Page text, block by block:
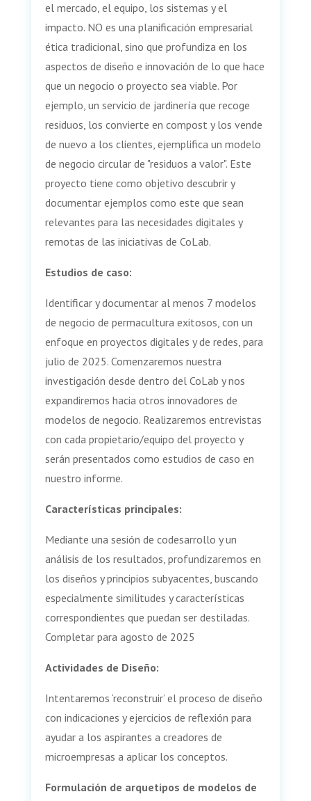
el mercado, el equipo, los sistemas y el
impacto. NO es una planificación empresarial
ética tradicional, sino que profundiza en los
aspectos de diseño e innovación de lo que hace
que un negocio o proyecto sea viable. Por
ejemplo, un servicio de jardinería que recoge
residuos, los convierte en compost y los vende
de nuevo a los clientes, ejemplifica un modelo
de negocio circular de "residuos a valor". Este
proyecto tiene como objetivo descubrir y
documentar ejemplos como este que sean
relevantes para las necesidades digitales y
remotas de las iniciativas de CoLab.
Estudios de caso:
Identificar y documentar al menos 7 modelos
de negocio de permacultura exitosos, con un
enfoque en proyectos digitales y de redes, para
julio de 2025. Comenzaremos nuestra
investigación desde dentro del CoLab y nos
expandiremos hacia otros innovadores de
modelos de negocio. Realizaremos entrevistas
con cada propietario/equipo del proyecto y
serán presentados como estudios de caso en
nuestro informe.
Características principales:
Mediante una sesión de codesarrollo y un
análisis de los resultados, profundizaremos en
los diseños y principios subyacentes, buscando
especialmente similitudes y características
correspondientes que puedan ser destiladas.
Completar para agosto de 2025
Actividades de Diseño:
Intentaremos ‘reconstruir’ el proceso de diseño
con indicaciones y ejercicios de reflexión para
ayudar a los aspirantes a creadores de
microempresas a aplicar los conceptos.
Formulación de arquetipos de modelos de